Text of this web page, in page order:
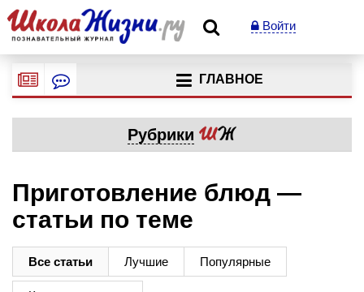
Войти
ГЛАВНОЕ
Рубрики
Приготовление блюд —
статьи по теме
Все статьи Лучшие Популярные